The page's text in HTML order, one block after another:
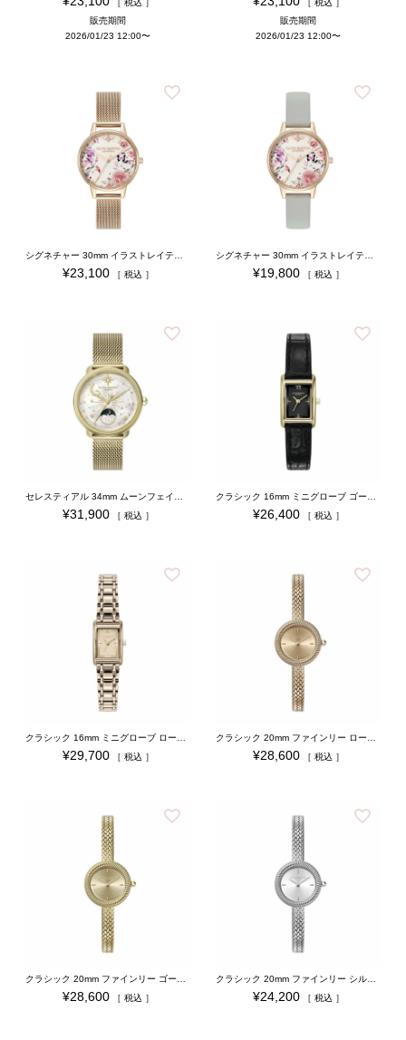
税込
販売期間
2026/01/23 12:00〜
税込
販売期間
2026/01/23 12:00〜
シグネチャー 30mm イラストレイテッド フローラル ローズゴールド メッシュ
¥23,100 税込
シグネチャー 30mm イラストレイテッド フローラル ライトグレーレザー
¥19,800 税込
セレスティアル 34mm ムーンフェイズ ホワイト＆ゴールドメッシュ
¥31,900 税込
クラシック 16mm ミニグローブ ゴールド＆ブラック クロコダイルレザー
¥26,400 税込
クラシック 16mm ミニグローブ ローズゴールド ブレスレット
¥29,700 税込
クラシック 20mm ファインリー ローズゴールド メッシュ
¥28,600 税込
クラシック 20mm ファインリー ゴールド メッシュ
¥28,600 税込
クラシック 20mm ファインリー シルバーメッシュ
¥24,200 税込